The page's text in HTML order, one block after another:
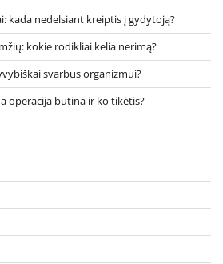
kada nedelsiant kreiptis į gydytoją?
kokie rodikliai kelia nerimą?
svarbus organizmui?
operacija būtina ir ko tikėtis?